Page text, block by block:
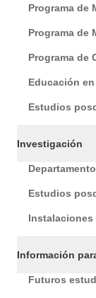
Programa de
Programa de
Programa de
Educación
Estudios
Investigación
Estudios
Información
Futuros